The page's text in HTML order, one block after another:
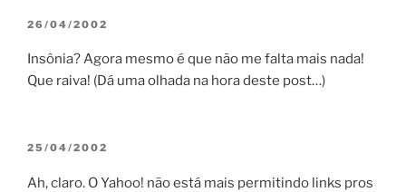
POSTED
26/04/2002
Insônia? Agora mesmo é que não me falta mais nada!
Que raiva! (Dá uma olhada na hora deste post…)
POSTED
25/04/2002
Ah, claro. O Yahoo! não está mais permitindo links pros